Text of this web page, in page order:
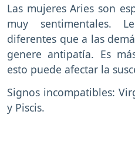
Las mujeres Aries son
muy sentimentales.
diferentes que a las
genere antipatía. Es
esto puede afectar la
Signos incompatibles:
y Piscis.